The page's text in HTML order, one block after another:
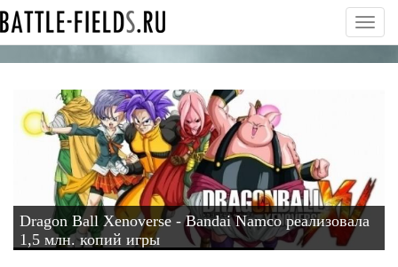
Dragon Ball Xenoverse - Bandai Namco реализовала
1,5 млн. копий игры